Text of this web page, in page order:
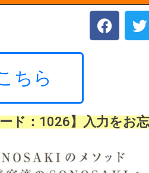
ちら
ド：1026】入力をお